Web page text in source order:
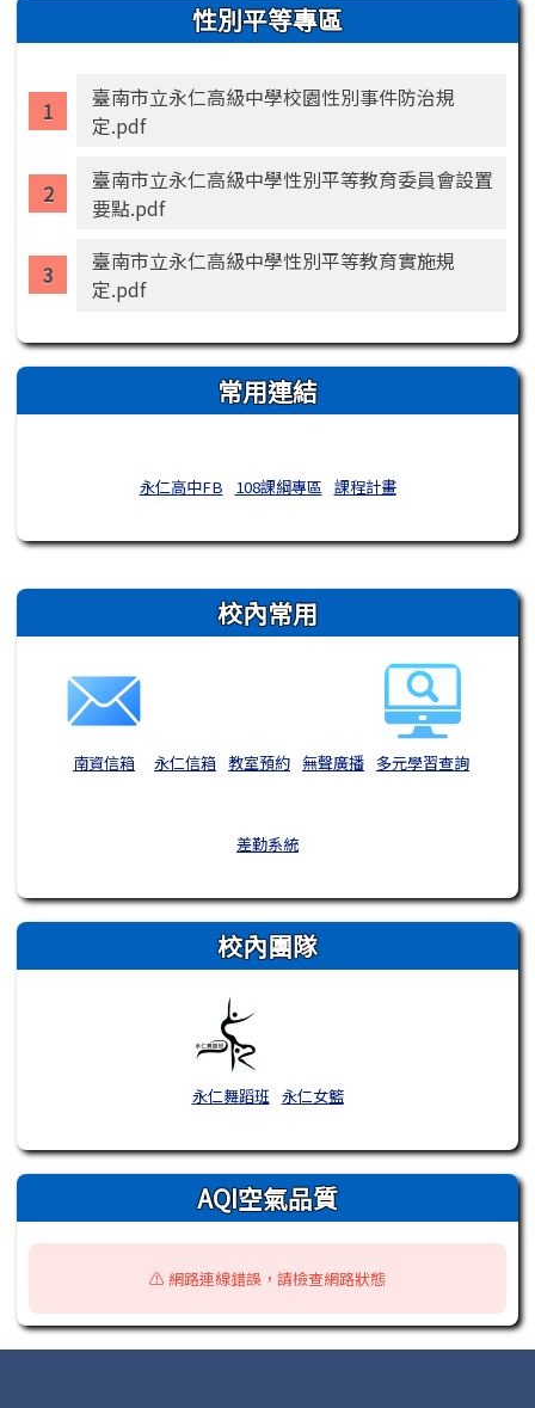
性別平等專區
臺南市立永仁高級中學校園性別事件防治規
定.pdf
臺南市立永仁高級中學性別平等教育委員會設置
要點.pdf
臺南市立永仁高級中學性別平等教育實施規
定.pdf
常用連結
永仁高中FB 108課綱專區 課程計畫
右邊區域內容 校內常用
南資信箱 永仁信箱 教室預約 無聲廣播 多元學習查詢
差勤系統
校內團隊
永仁舞蹈班 永仁女籃
AQI空氣品質
⚠️ 網路連線錯誤，請檢查網路狀態